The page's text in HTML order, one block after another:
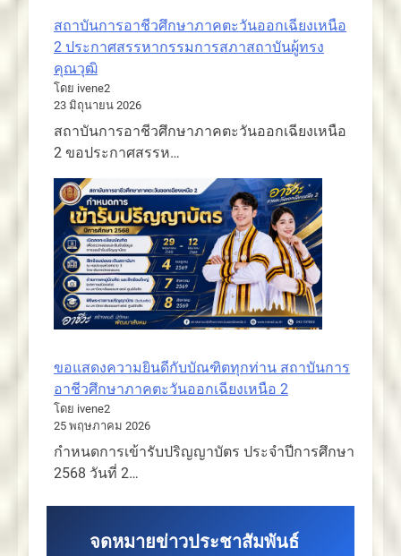
สถาบันการอาชีวศึกษาภาคตะวันออกเฉียงเหนือ
2 ประกาศสรรหากรรมการสภาสถาบันผู้ทรง
คุณวุฒิ
โดย ivene2
23 มิถุนายน 2026
สถาบันการอาชีวศึกษาภาคตะวันออกเฉียงเหนือ
2 ขอประกาศสรรห…
ขอแสดงความยินดีกับบัณฑิตทุกท่าน สถาบันการ
อาชีวศึกษาภาคตะวันออกเฉียงเหนือ 2
โดย ivene2
25 พฤษภาคม 2026
กำหนดการเข้ารับปริญญาบัตร ประจำปีการศึกษา
2568 วันที่ 2…
จดหมายข่าวประชาสัมพันธ์